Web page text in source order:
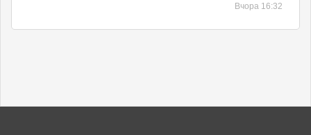
Вчора 16:32